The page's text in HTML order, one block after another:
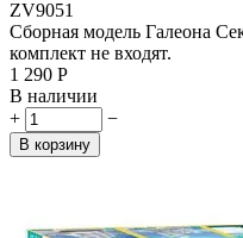
ZV9051
Сборная модель Галеона
комплект не входят.
1 290 Р
В наличии
+
−
В корзину